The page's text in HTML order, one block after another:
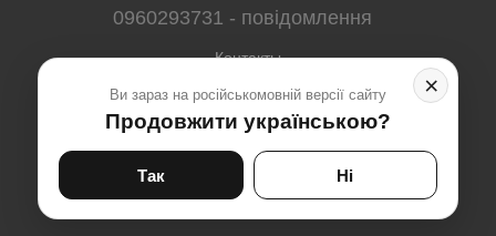
0960293731 - повідомлення
Контакты
Полная версия сайта
Карта сайта
×
Ви зараз на російськомовній версії сайту
Продовжити українською?
Так Ні